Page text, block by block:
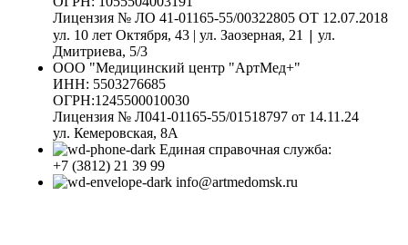
Лицензия № ЛО 41-01165-55/00322805 ОТ 12.07.2018
ул. 10 лет Октября, 43 | ул. Заозерная, 21 | ул.
Дмитриева, 5/3
ООО "Медицинский центр "АртМед+"
ИНН: 5503276685
ОГРН:1245500010030
Лицензия № Л041-01165-55/01518797 от 14.11.24
ул. Кемеровская, 8А
Единая справочная служба:
+7 (3812) 21 39 99
info@artmedomsk.ru